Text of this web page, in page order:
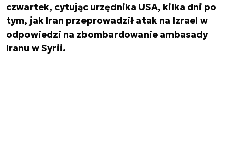
czwartek, cytując urzędnika USA, kilka dni po
tym, jak Iran przeprowadził atak na Izrael w
odpowiedzi na zbombardowanie ambasady
Iranu w Syrii.